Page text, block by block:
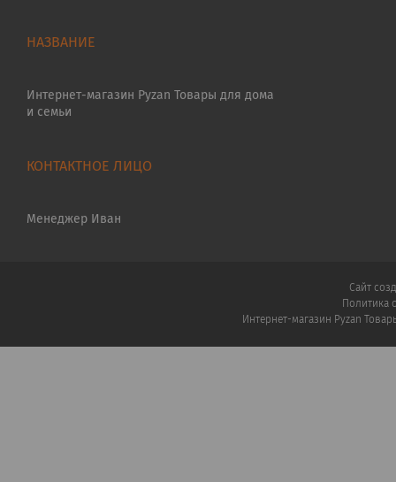
Интернет-магазин Pyzan Товары для дома
и семьи
Менеджер Иван
Сайт
Политика
Интернет-магазин Pyzan